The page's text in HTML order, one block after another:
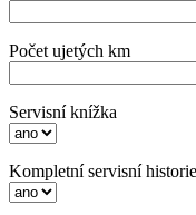
Počet ujetých km
Servisní knížka
Kompletní servisní historie